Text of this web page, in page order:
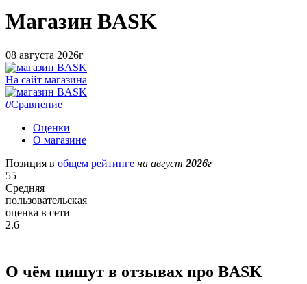
Магазин BASK
08 августа 2026г
На сайт магазина
0Сравнение
Оценки
О магазине
Позиция в общем рейтинге на август 2026г
55
Средняя
пользовательская
оценка в сети
2.6
О чём пишут в отзывах про BASK